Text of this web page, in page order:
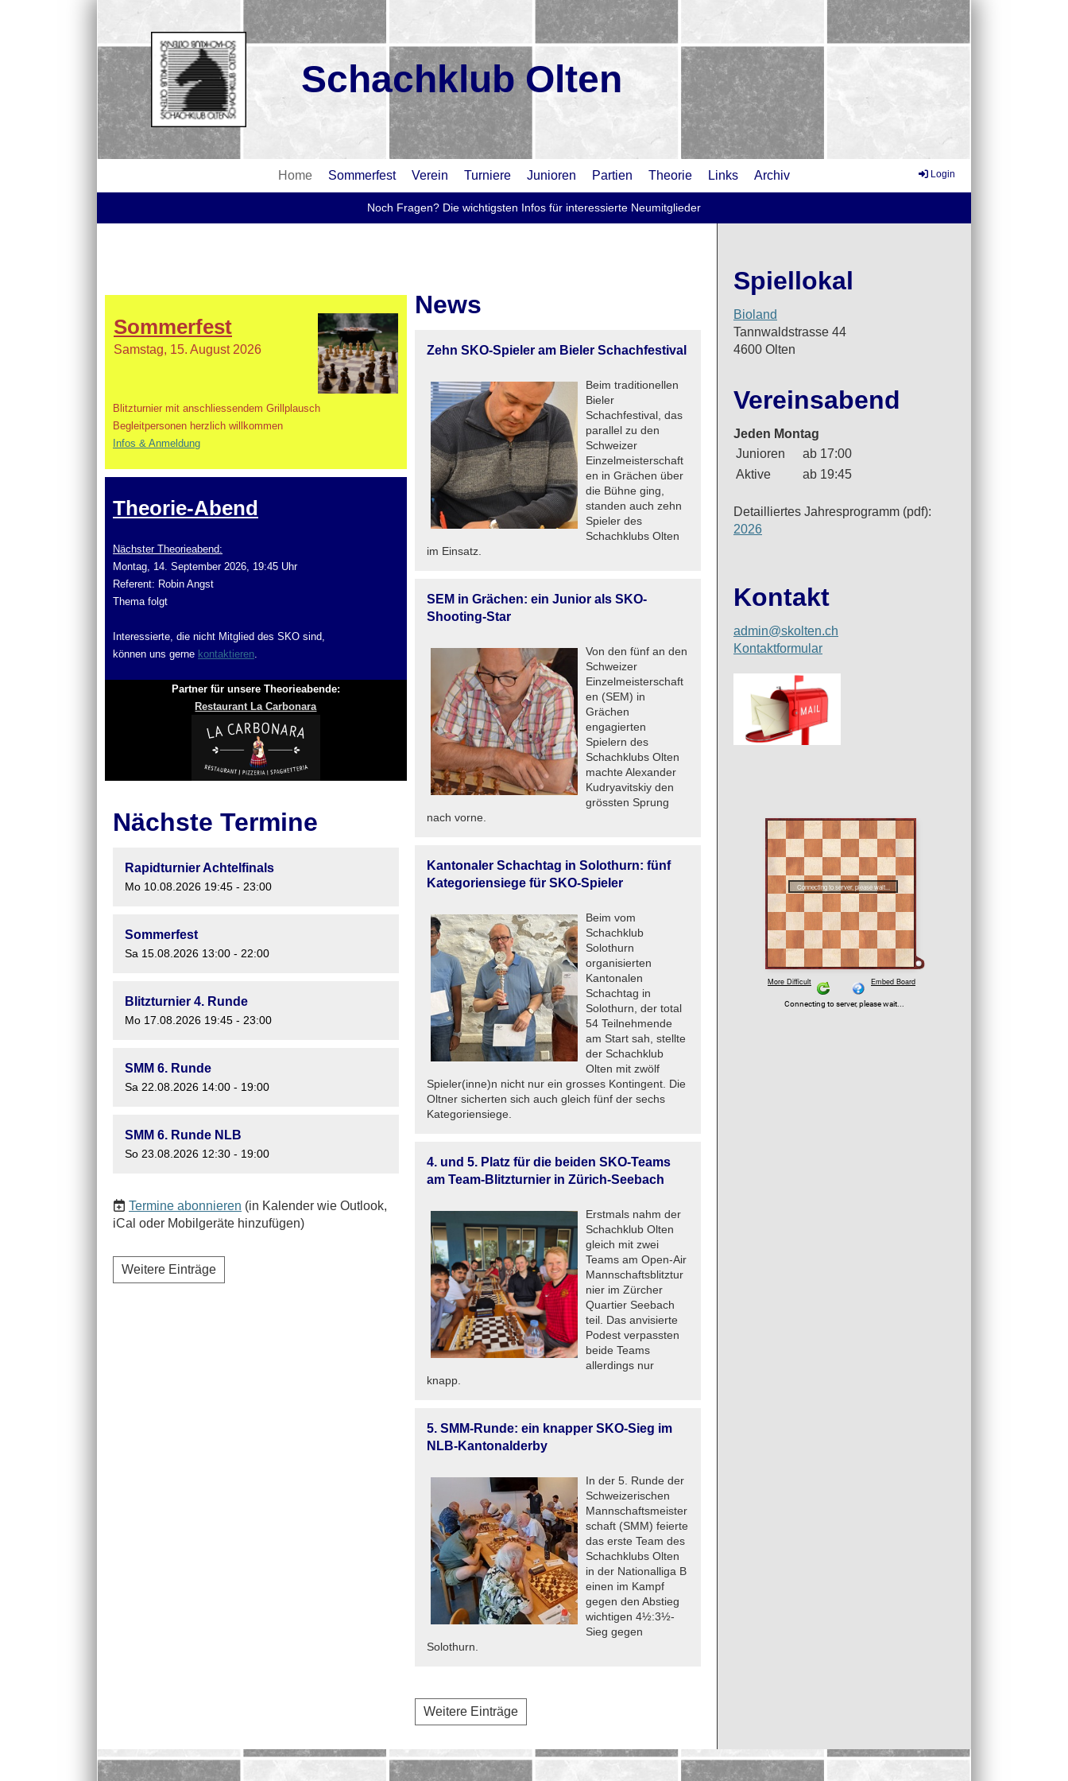
Schachklub Olten
Home Sommerfest Verein Turniere Junioren Partien Theorie Links Archiv Login
Noch Fragen? Die wichtigsten Infos für interessierte Neumitglieder
Sommerfest
Samstag, 15. August 2026
Blitzturnier mit anschliessendem Grillplausch
Begleitpersonen herzlich willkommen
Infos & Anmeldung
Theorie-Abend
Nächster Theorieabend:
Montag, 14. September 2026, 19:45 Uhr
Referent: Robin Angst
Thema folgt
Interessierte, die nicht Mitglied des SKO sind,
können uns gerne kontaktieren.
Partner für unsere Theorieabende:
Restaurant La Carbonara
Nächste Termine
Rapidturnier Achtelfinals
Mo 10.08.2026 19:45 - 23:00
Sommerfest
Sa 15.08.2026 13:00 - 22:00
Blitzturnier 4. Runde
Mo 17.08.2026 19:45 - 23:00
SMM 6. Runde
Sa 22.08.2026 14:00 - 19:00
SMM 6. Runde NLB
So 23.08.2026 12:30 - 19:00
Termine abonnieren (in Kalender wie Outlook,
iCal oder Mobilgeräte hinzufügen)
Weitere Einträge
News
Zehn SKO-Spieler am Bieler Schachfestival
Beim traditionellen
Bieler
Schachfestival, das
parallel zu den
Schweizer
Einzelmeisterschaft
en in Grächen über
die Bühne ging,
standen auch zehn
Spieler des
Schachklubs Olten
im Einsatz.
SEM in Grächen: ein Junior als SKO-
Shooting-Star
Von den fünf an den
Schweizer
Einzelmeisterschaft
en (SEM) in
Grächen
engagierten
Spielern des
Schachklubs Olten
machte Alexander
Kudryavitskiy den
grössten Sprung
nach vorne.
Kantonaler Schachtag in Solothurn: fünf
Kategoriensiege für SKO-Spieler
Beim vom
Schachklub
Solothurn
organisierten
Kantonalen
Schachtag in
Solothurn, der total
54 Teilnehmende
am Start sah, stellte
der Schachklub
Olten mit zwölf
Spieler(inne)n nicht nur ein grosses Kontingent. Die
Oltner sicherten sich auch gleich fünf der sechs
Kategoriensiege.
4. und 5. Platz für die beiden SKO-Teams
am Team-Blitzturnier in Zürich-Seebach
Erstmals nahm der
Schachklub Olten
gleich mit zwei
Teams am Open-Air
Mannschaftsblitztur
nier im Zürcher
Quartier Seebach
teil. Das anvisierte
Podest verpassten
beide Teams
allerdings nur
knapp.
5. SMM-Runde: ein knapper SKO-Sieg im
NLB-Kantonalderby
In der 5. Runde der
Schweizerischen
Mannschaftsmeister
schaft (SMM) feierte
das erste Team des
Schachklubs Olten
in der Nationalliga B
einen im Kampf
gegen den Abstieg
wichtigen 4½:3½-
Sieg gegen
Solothurn.
Weitere Einträge
Spiellokal
Bioland
Tannwaldstrasse 44
4600 Olten
Vereinsabend
Jeden Montag
Junioren
ab 17:00
Aktive
ab 19:45
Detailliertes Jahresprogramm (pdf):
2026
Kontakt
admin@skolten.ch
Kontaktformular